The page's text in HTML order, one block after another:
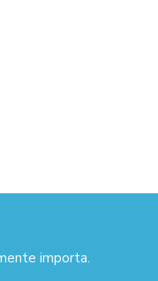
importa.